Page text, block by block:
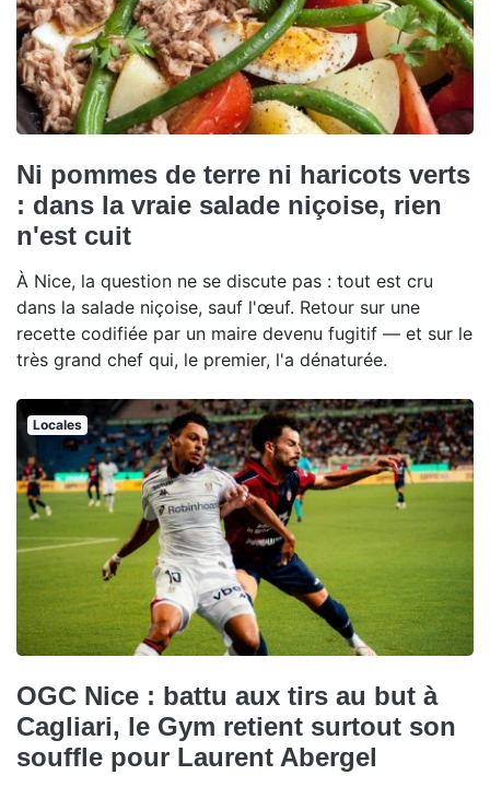
Ni pommes de terre ni haricots verts
: dans la vraie salade niçoise, rien
n'est cuit
À Nice, la question ne se discute pas : tout est cru
dans la salade niçoise, sauf l'œuf. Retour sur une
recette codifiée par un maire devenu fugitif — et sur le
très grand chef qui, le premier, l'a dénaturée.
Locales
OGC Nice : battu aux tirs au but à
Cagliari, le Gym retient surtout son
souffle pour Laurent Abergel